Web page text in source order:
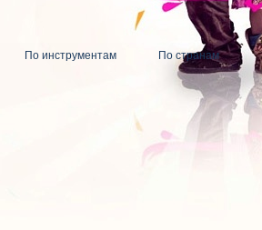
По инструментам
По странам